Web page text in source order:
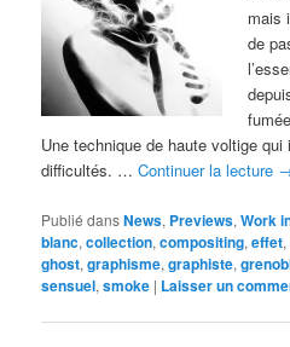
mais
de
Une technique de haute voltige
difficultés. …Continuer la lecture
Publié dansNews, Previews,Work
blanc,collection,compositing,effet,
ghost,graphisme,graphiste,
sensuel,smoke | Laisser un